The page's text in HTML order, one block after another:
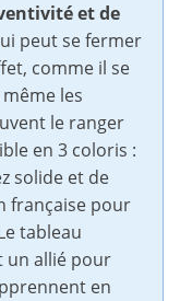
et de
peut se fermer
comme il se
les
le ranger
en 3 coloris :
solide et de
française pour
tableau
un allié pour
en